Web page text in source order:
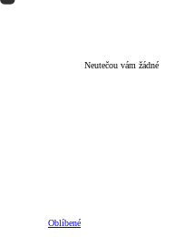
Neutečou vám žádné
Oblíbené